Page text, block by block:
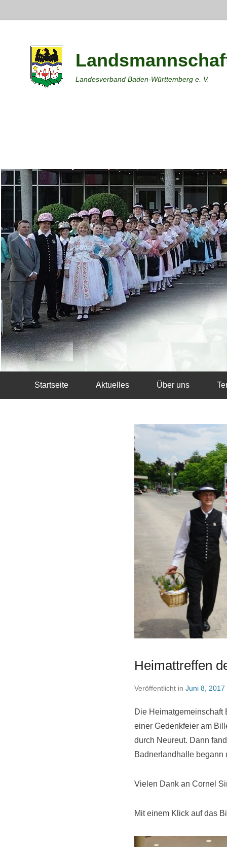
Landesverband Baden-Württemberg e. V.
Startseite Aktuelles Über uns
Heimattreffen
Veröffentlicht in Juni 8, 2017
Die Heimatgemeinschaft
einer Gedenkfeier am
durch Neureut. Dann
Badnerlandhalle begann
Vielen Dank an Cornel
Mit einem Klick auf das